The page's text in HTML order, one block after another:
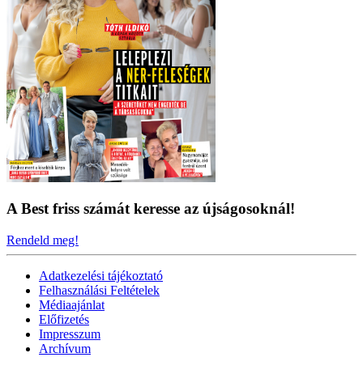
A Best friss számát keresse az újságosoknál!
Rendeld meg!
Adatkezelési tájékoztató
Felhasználási Feltételek
Médiaajánlat
Előfizetés
Impresszum
Archívum